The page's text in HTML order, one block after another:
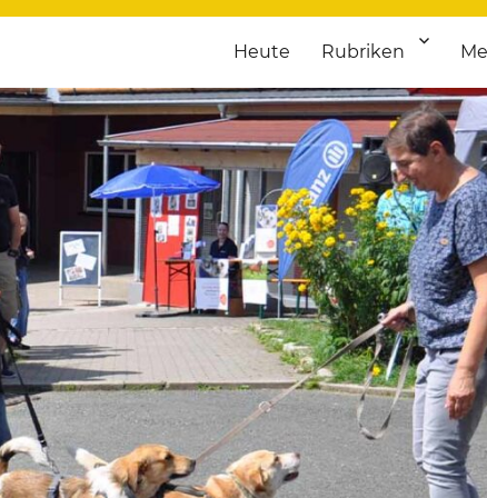
für
Täglich aktuelle Termine von Kultur bis Sport, von
Heute Rubriken